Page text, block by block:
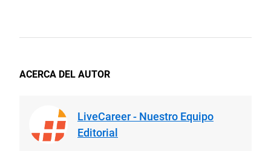
ACERCA DEL AUTOR
LiveCareer - Nuestro Equipo
Editorial